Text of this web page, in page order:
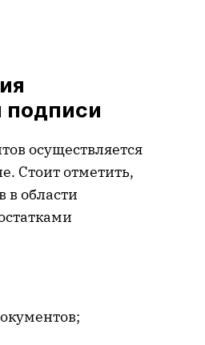
подписи
осуществляется
Стоит отметить,
в области